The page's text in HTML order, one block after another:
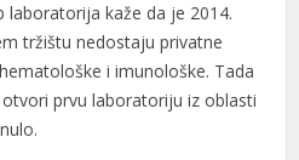
laboratorija kaže da je 2014.
tržištu nedostaju privatne
i imunološke. Tada
prvu laboratoriju iz oblasti